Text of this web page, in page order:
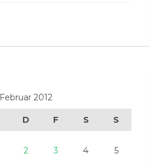
Februar 2012
D F S S
2 3 4 5